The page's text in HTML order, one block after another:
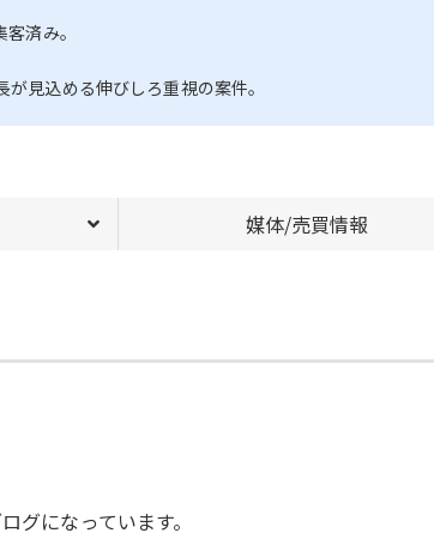
済み。
見込める伸びしろ重視の案件。
媒体/売買情報
グになっています。